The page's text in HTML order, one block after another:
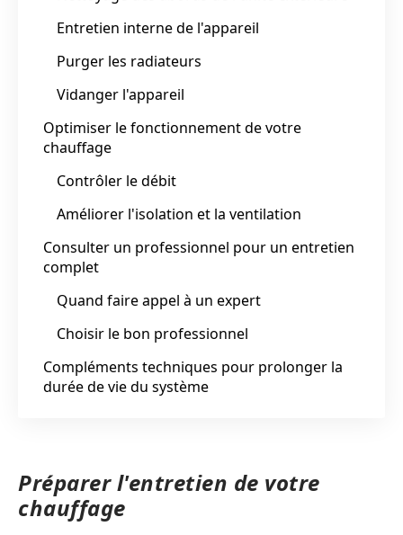
Entretien interne de l'appareil
Purger les radiateurs
Vidanger l'appareil
Optimiser le fonctionnement de votre
chauffage
Contrôler le débit
Améliorer l'isolation et la ventilation
Consulter un professionnel pour un entretien
complet
Quand faire appel à un expert
Choisir le bon professionnel
Compléments techniques pour prolonger la
durée de vie du système
Préparer l'entretien de votre
chauffage